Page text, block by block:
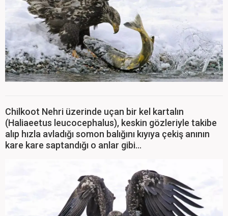
Chilkoot Nehri üzerinde uçan bir kel kartalın
(Haliaeetus leucocephalus), keskin gözleriyle takibe
alıp hızla avladığı somon balığını kıyıya çekiş anının
kare kare saptandığı o anlar gibi...